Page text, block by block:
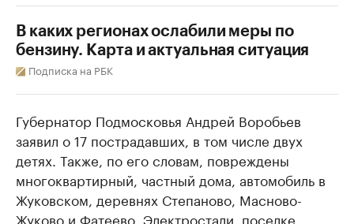
В каких регионах ослабили меры по
бензину. Карта и актуальная ситуация
Подписка на РБК
Губернатор Подмосковья Андрей Воробьев
заявил о 17 пострадавших, в том числе двух
детях. Также, по его словам, повреждены
многоквартирный, частный дома, автомобиль в
Жуковском, деревнях Степаново, Масново-
Жуково и Фатеево, Электростали, поселке